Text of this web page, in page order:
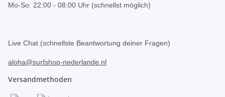
Mo-So: 22:00 - 08:00 Uhr (schnellst möglich)
Live Chat (schnellste Beantwortung deiner Fragen)
aloha@surfshop-nederlande.nl
Versandmethoden